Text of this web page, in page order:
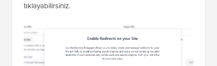
tıklayabilirsiniz.